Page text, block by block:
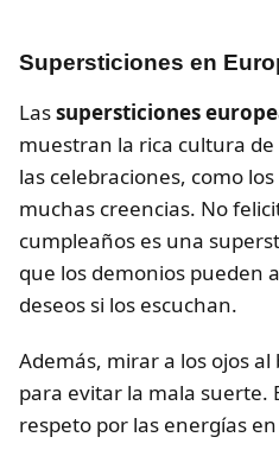
Supersticiones en
Lassupersticiones
muestran la rica cultura de
las celebraciones, como
muchas creencias. No
cumpleaños es una
que los demonios pueden
deseos si los escuchan.
Además, mirar a los ojos
para evitar la mala suerte.
respeto por las energías